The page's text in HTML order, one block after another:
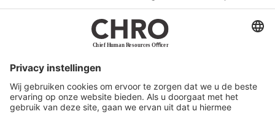
CHRO Magazine
Service & Contact
Werken bij ons
Privacy Statement
Algemene Voorwaarden